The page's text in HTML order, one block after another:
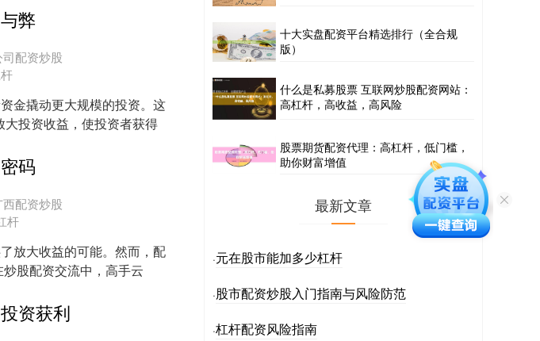
弊
配资炒股
金撬动更大规模的投资。这
投资收益，使投资者获得
码
配资炒股
杆
放大收益的可能。然而，配
股配资交流中，高手云
资获利
十大实盘配资平台精选排行（全合规
版）
什么是私募股票 互联网炒股配资网站：
高杠杆，高收益，高风险
股票期货配资代理：高杠杆，低门槛，
助你财富增值
最新文章
·元在股市能加多少杠杆
·股市配资炒股入门指南与风险防范
·杠杆配资风险指南